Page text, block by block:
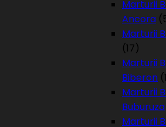
Marturii
Ancora
Marturii
(17)
Marturii
Biberon
Marturii
Buburuza
Marturii